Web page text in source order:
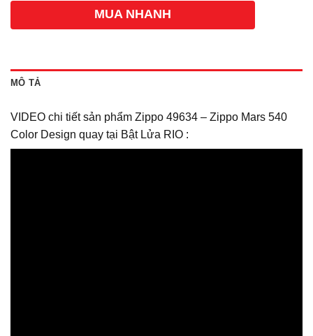
MUA NHANH
MÔ TẢ
VIDEO chi tiết sản phẩm Zippo 49634 – Zippo Mars 540
Color Design quay tại Bật Lửa RIO :